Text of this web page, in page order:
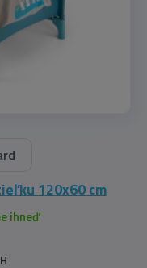
120x60 cm
ihneď